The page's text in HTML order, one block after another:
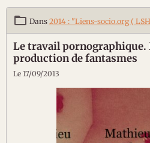
Dans 2014 : "Liens-socio.org (
Le travail pornographique.
production de fantasmes
Le 17/09/2013